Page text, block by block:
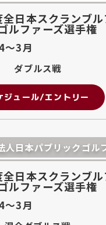
日本スクランブル
ルファーズ選手権
〜3月
ダブルス戦
ジュール/エントリー
人日本パブリックゴル
日本スクランブル
ルファーズ選手権
〜3月